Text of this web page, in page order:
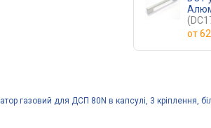
от62
газовий для ДСП 80N в капсулі, 3 кріплення,